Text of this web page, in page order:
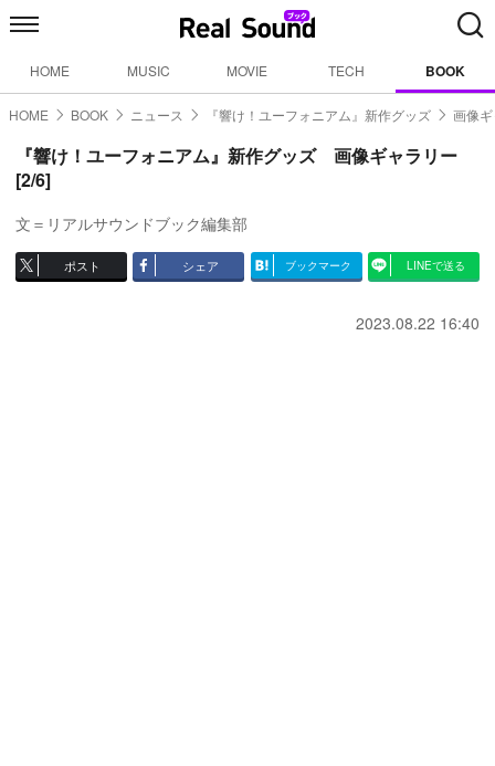
HOME MUSIC MOVIE TECH BOOK
HOME BOOK ニュース 『響け！ユーフォニアム』新作グッズ 画像
『響け！ユーフォニアム』新作グッズ 画像ギャラリー
[2/6]
文＝リアルサウンドブック編集部
ポスト シェア ブックマーク LINEで送る
2023.08.22 16:40